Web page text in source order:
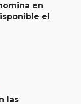
en
el
las